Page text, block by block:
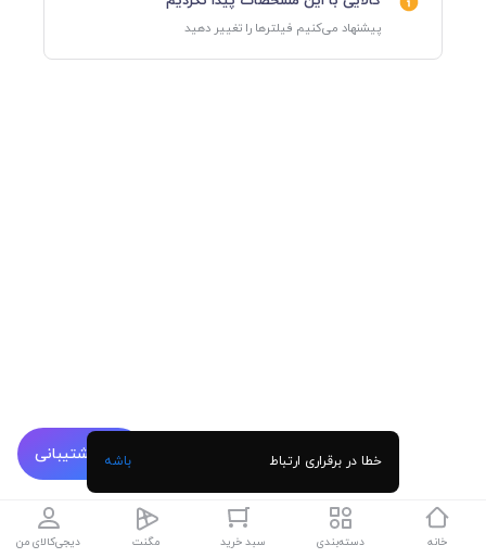
پشتیبانی
پیشنهاد می‌کنیم فیلترها را تغییر دهید
خانه دسته‌بندی سبد خرید مگنت دیجی‌کالای من
خطا در برقراری ارتباط باشه